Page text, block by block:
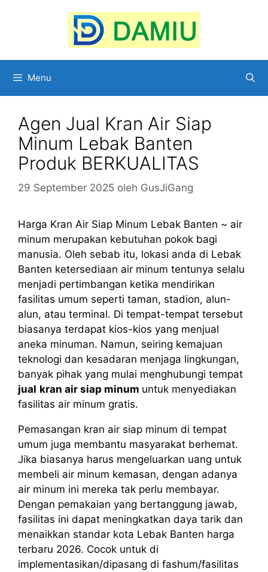
Menu
Agen Jual Kran Air Siap
Minum Lebak Banten
Produk BERKUALITAS
29 September 2025 oleh GusJiGang
Harga Kran Air Siap Minum Lebak Banten ~ air
minum merupakan kebutuhan pokok bagi
manusia. Oleh sebab itu, lokasi anda di Lebak
Banten ketersediaan air minum tentunya selalu
menjadi pertimbangan ketika mendirikan
fasilitas umum seperti taman, stadion, alun-
alun, atau terminal. Di tempat-tempat tersebut
biasanya terdapat kios-kios yang menjual
aneka minuman. Namun, seiring kemajuan
teknologi dan kesadaran menjaga lingkungan,
banyak pihak yang mulai menghubungi tempat
jual kran air siap minum untuk menyediakan
fasilitas air minum gratis.
Pemasangan kran air siap minum di tempat
umum juga membantu masyarakat berhemat.
Jika biasanya harus mengeluarkan uang untuk
membeli air minum kemasan, dengan adanya
air minum ini mereka tak perlu membayar.
Dengan pemakaian yang bertanggung jawab,
fasilitas ini dapat meningkatkan daya tarik dan
menaikkan standar kota Lebak Banten harga
terbaru 2026. Cocok untuk di
implementasikan/dipasang di fashum/fasilitas